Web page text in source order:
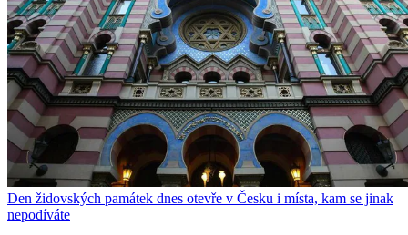
Den židovských památek dnes otevře v Česku i místa, kam se jinak
nepodíváte